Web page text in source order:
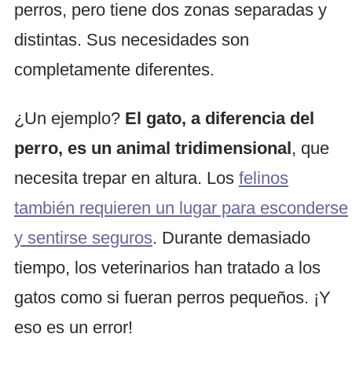
perros, pero tiene dos zonas separadas y
distintas. Sus necesidades son
completamente diferentes.
¿Un ejemplo? El gato, a diferencia del
perro, es un animal tridimensional , que
necesita trepar en altura. Los felinos
también requieren un lugar para esconderse
y sentirse seguros. Durante demasiado
tiempo, los veterinarios han tratado a los
gatos como si fueran perros pequeños. ¡Y
eso es un error!